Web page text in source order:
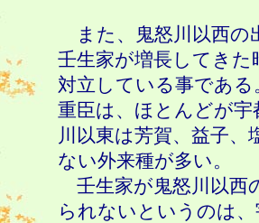
また、鬼怒川以西の
壬生家が増長してきた
対立している事であ
重臣は、ほとんどが
川以東は芳賀、益子、
ない外来種が多い。
壬生家が鬼怒川以西
られないというのは